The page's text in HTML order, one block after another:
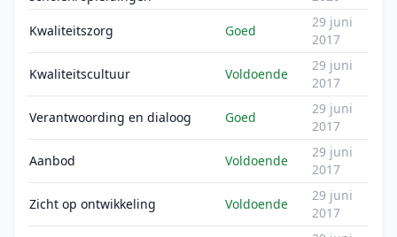
Kwaliteitszorg Goed
29 juni
2017
Kwaliteitscultuur Voldoende
29 juni
2017
Verantwoording en dialoog Goed
29 juni
2017
Aanbod Voldoende
29 juni
2017
Zicht op ontwikkeling Voldoende
29 juni
2017